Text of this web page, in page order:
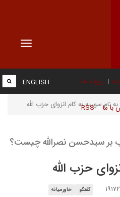
Toggle
پیوند ها
با ما RSS
ENGLISH
به نام سوریه به کام انزوای حزب الله
بر سیدحسن نصرالله چیست؟
حزب الله
گفتگو خاورمیانه